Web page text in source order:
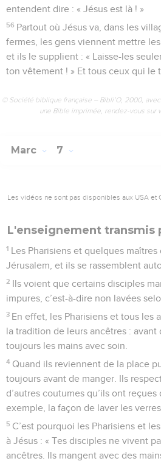
entendent dire : « Jésus est là ! »
56 Partout où Jésus va, dans les
fermes, les gens viennent mettre
et ils le supplient : « Laisse-les
ton vêtement ! » Et tous ceux qui le
© Société biblique française – Bibli’O, 2000,
une Bible imprimée, rendez-vous sur
Marc 7
Les vidéos ne sont pas disponibles aux USA et
L'enseignement transmis
1 Les Pharisiens et quelques
Jérusalem, et ils se rassemblent
2 Ils voient que certains disciples
impures, c’est-à-dire non lavées
3 En effet, les Pharisiens et tous les
la tradition de leurs ancêtres : avant
toujours les mains avec soin.
4 Quand ils reviennent de la place
toujours avant de manger. Ils
d’autres coutumes qu’ils ont reçues
exemple, la façon de laver les
5 C’est pourquoi les Pharisiens et
à Jésus : « Tes disciples ne vivent
ancêtres. Ils mangent avec des